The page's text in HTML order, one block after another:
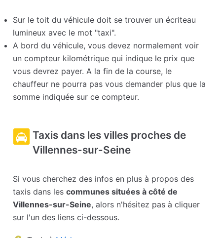
Sur le toit du véhicule doit se trouver un écriteau
lumineux avec le mot "taxi".
A bord du véhicule, vous devez normalement voir
un compteur kilométrique qui indique le prix que
vous devrez payer. A la fin de la course, le
chauffeur ne pourra pas vous demander plus que la
somme indiquée sur ce compteur.
Taxis dans les villes proches de
Villennes-sur-Seine
Si vous cherchez des infos en plus à propos des
taxis dans lescommunes situées à côté de
Villennes-sur-Seine, alors n'hésitez pas à cliquer
sur l'un des liens ci-dessous.